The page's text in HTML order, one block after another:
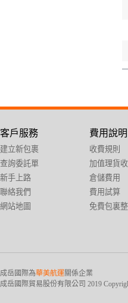
客戶服務
建立新包裹
查詢委託單
新手上路
聯絡我們
網站地圖
費用說明
收費規則
加值理貨
倉儲費用
費用試算
免費包裏
成岳國際為華美航運關係企業
成岳國際貿易股份有限公司 2019